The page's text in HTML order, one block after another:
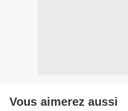
Vous aimerez aussi